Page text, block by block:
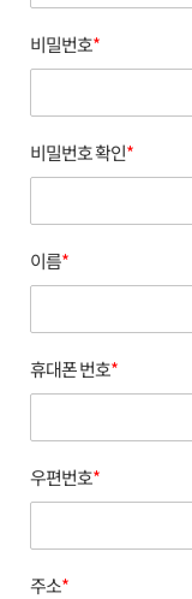
비밀번호*
비밀번호 확인*
이름*
휴대폰 번호*
우편번호*
주소*